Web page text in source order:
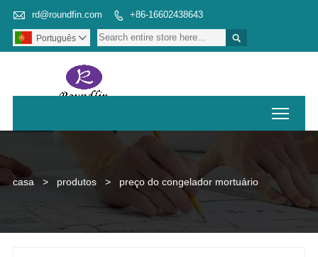
 rd@roundfin.com  +86-16602438643

Português 
casa > produtos > preço do congelador mortuário